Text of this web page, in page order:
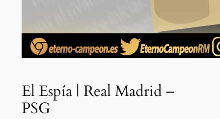
El Espía | Real Madrid –
PSG